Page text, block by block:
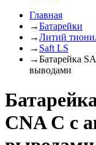
Главная
→Батарейки
→Литий
→ Saft LS
→Батарейка
выводами
CNA C с